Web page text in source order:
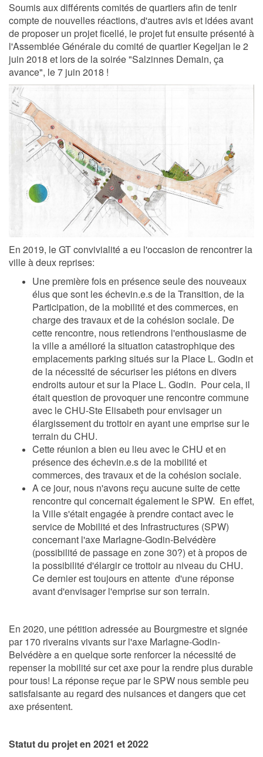
Soumis aux différents comités de quartiers afin de tenir
compte de nouvelles réactions, d'autres avis et idées avant
de proposer un projet ficellé, le projet fut ensuite présenté à
l'Assemblée Générale du comité de quartier Kegeljan le 2
juin 2018 et lors de la soirée "Salzinnes Demain, ça
avance", le 7 juin 2018 !
En 2019, le GT convivialité a eu l'occasion de rencontrer la
ville à deux reprises:
Une première fois en présence seule des nouveaux
élus que sont les échevin.e.s de la Transition, de la
Participation, de la mobilité et des commerces, en
charge des travaux et de la cohésion sociale. De
cette rencontre, nous retiendrons l'enthousiasme de
la ville a amélioré la situation catastrophique des
emplacements parking situés sur la Place L. Godin et
de la nécessité de sécuriser les piétons en divers
endroits autour et sur la Place L. Godin. Pour cela, il
était question de provoquer une rencontre commune
avec le CHU-Ste Elisabeth pour envisager un
élargissement du trottoir en ayant une emprise sur le
terrain du CHU.
Cette réunion a bien eu lieu avec le CHU et en
présence des échevin.e.s de la mobilité et
commerces, des travaux et de la cohésion sociale.
A ce jour, nous n'avons reçu aucune suite de cette
rencontre qui concernait également le SPW. En effet,
la Ville s'était engagée à prendre contact avec le
service de Mobilité et des Infrastructures (SPW)
concernant l'axe Marlagne-Godin-Belvédère
(possibilité de passage en zone 30?) et à propos de
la possibilité d'élargir ce trottoir au niveau du CHU.
Ce dernier est toujours en attente d'une réponse
avant d'envisager l'emprise sur son terrain.
En 2020, une pétition adressée au Bourgmestre et signée
par 170 riverains vivants sur l'axe Marlagne-Godin-
Belvédère a en quelque sorte renforcer la nécessité de
repenser la mobilité sur cet axe pour la rendre plus durable
pour tous! La réponse reçue par le SPW nous semble peu
satisfaisante au regard des nuisances et dangers que cet
axe présentent.
Statut du projet en 2021 et 2022